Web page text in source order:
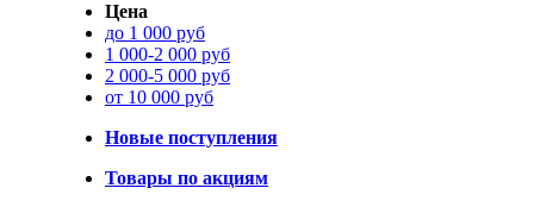
Цена
до 1 000 руб
1 000-2 000 руб
2 000-5 000 руб
от 10 000 руб
Новые поступления
Товары по акциям